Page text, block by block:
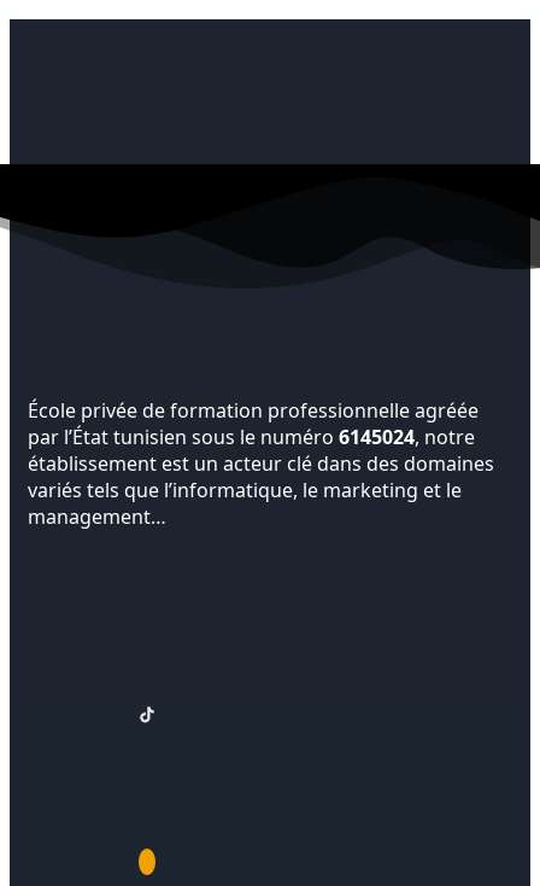
École privée de formation professionnelle agréée
par l’État tunisien sous le numéro 6145024, notre
établissement est un acteur clé dans des domaines
variés tels que l’informatique, le marketing et le
management…